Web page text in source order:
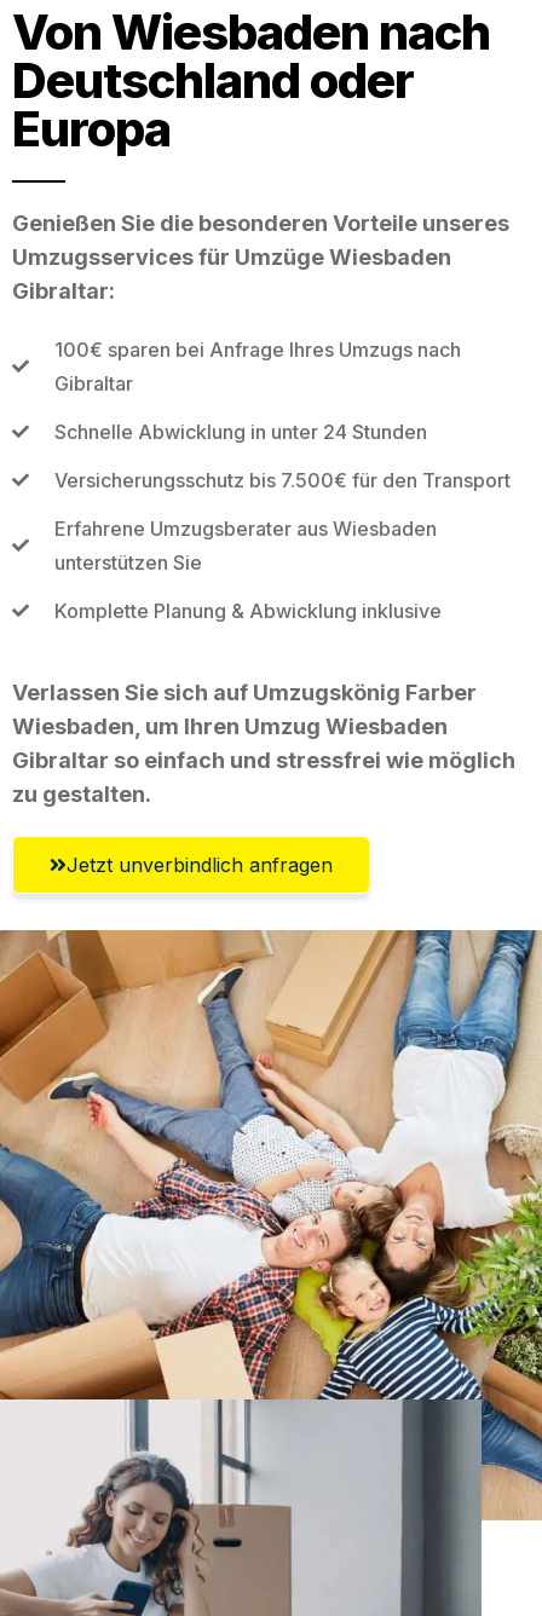
Von Wiesbaden nach
Deutschland oder
Europa
Genießen Sie die besonderen Vorteile unseres
Umzugsservices für Umzüge Wiesbaden
Gibraltar:
100€ sparen bei Anfrage Ihres Umzugs nach
Gibraltar
Schnelle Abwicklung in unter 24 Stunden
Versicherungsschutz bis 7.500€ für den Transport
Erfahrene Umzugsberater aus Wiesbaden
unterstützen Sie
Komplette Planung & Abwicklung inklusive
Verlassen Sie sich auf Umzugskönig Farber
Wiesbaden, um Ihren Umzug Wiesbaden
Gibraltar so einfach und stressfrei wie möglich
zu gestalten.
Jetzt unverbindlich anfragen